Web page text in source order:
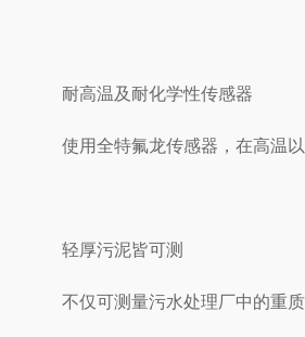
耐高温及耐化学性传感器
使用全特氟龙传感器，在高温以
轻厚污泥皆可测
不仅可测量污水处理厂中的重质